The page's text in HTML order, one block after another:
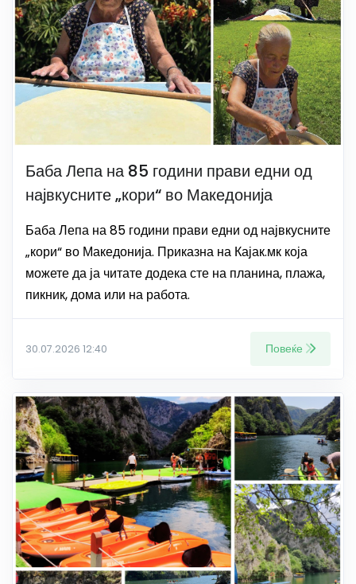
Баба Лепа на 85 години прави едни од
највкусните „кори“ во Македонија
Баба Лепа на 85 години прави едни од највкусните
„кори“ во Македонија. Приказна на Кајак.мк која
можете да ја читате додека сте на планина, плажа,
пикник, дома или на работа.
30.07.2026 12:40 Повеќе